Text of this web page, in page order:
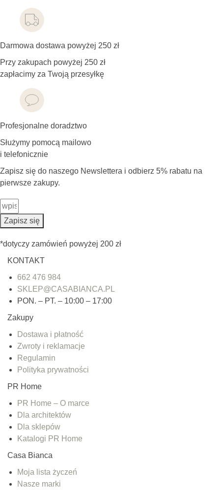
Darmowa dostawa powyżej 250 zł
Przy zakupach powyżej 250 zł
zapłacimy za Twoją przesyłkę
Profesjonalne doradztwo
Służymy pomocą mailowo
i telefonicznie
Zapisz się do naszego Newslettera i odbierz 5% rabatu na
pierwsze zakupy.
Zapisz się
*dotyczy zamówień powyżej 200 zł
KONTAKT
662 476 984
SKLEP@CASABIANCA.PL
PON. – PT. – 10:00 – 17:00
Zakupy
Dostawa i płatność
Zwroty i reklamacje
Regulamin
Polityka prywatności
PR Home
PR Home – O marce
Dla architektów
Dla sklepów
Katalogi PR Home
Casa Bianca
Moja lista życzeń
Nasze marki